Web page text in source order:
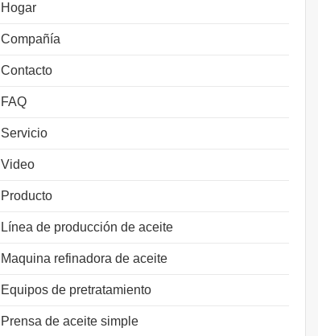
Hogar
Compañía
Contacto
FAQ
Servicio
Video
Producto
Línea de producción de aceite
Maquina refinadora de aceite
Equipos de pretratamiento
Prensa de aceite simple